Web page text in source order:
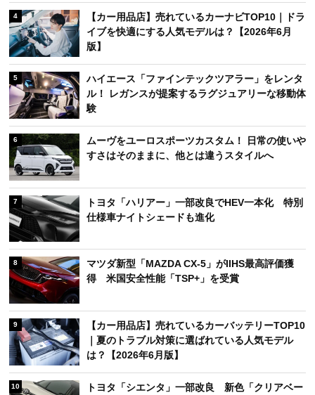
4
【カー用品店】売れているカーナビTOP10｜ドラ
イブを快適にする人気モデルは？【2026年6月
版】
5
ハイエース「ファインテックツアラー」をレンタ
ル！ レガンスが提案するラグジュアリーな移動体
験
6
ムーヴをユーロスポーツカスタム！ 日常の使いや
すさはそのままに、他とは違うスタイルへ
7
トヨタ「ハリアー」一部改良でHEV一本化 特別
仕様車ナイトシェードも進化
8
マツダ新型「MAZDA CX-5」がIIHS最高評価獲
得 米国安全性能「TSP+」を受賞
9
【カー用品店】売れているカーバッテリーTOP10
｜夏のトラブル対策に選ばれている人気モデル
は？【2026年6月版】
10
トヨタ「シエンタ」一部改良 新色「クリアベー